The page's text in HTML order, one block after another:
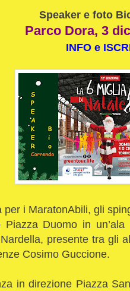
Speaker e foto
Parco Dora, 3
INFO e
per i MaratonAbili, gli
Piazza Duomo in
presente tra gli
Cosimo Guccione.
in direzione Piazza